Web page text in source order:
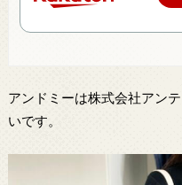
アンドミーは株式会社アン
いです。